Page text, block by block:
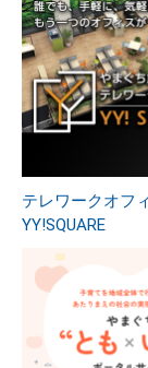
テレワークオフ
YY!SQUARE